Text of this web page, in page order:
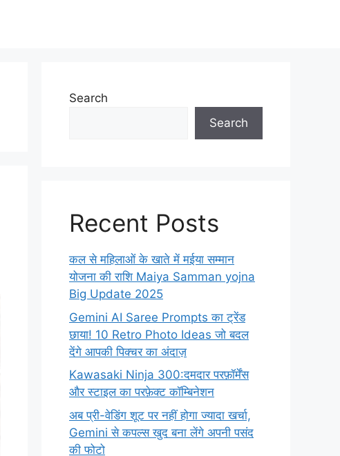
Search
Search
Recent Posts
कल से महिलाओं के खाते में मईया सम्मान
योजना की राशि Maiya Samman yojna
Big Update 2025
Gemini AI Saree Prompts का ट्रेंड
छाया! 10 Retro Photo Ideas जो बदल
देंगे आपकी पिक्चर का अंदाज़
Kawasaki Ninja 300:दमदार परफ़ॉर्मेंस
और स्टाइल का परफ़ेक्ट कॉम्बिनेशन
अब प्री-वेडिंग शूट पर नहीं होगा ज्यादा खर्चा,
Gemini से कपल्स खुद बना लेंगे अपनी पसंद
की फोटो